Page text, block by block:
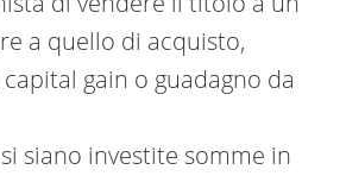
a quello di acquisto,
gain o guadagno da
siano investite somme in